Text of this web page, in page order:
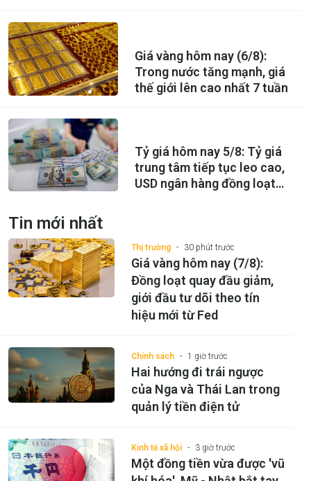
Giá vàng hôm nay (6/8):
Trong nước tăng mạnh, giá
thế giới lên cao nhất 7 tuần
Tỷ giá hôm nay 5/8: Tỷ giá
trung tâm tiếp tục leo cao,
USD ngân hàng đồng loạt
Tin mới nhất
Thị trường 30 phút trước
Giá vàng hôm nay (7/8):
Đồng loạt quay đầu giảm,
giới đầu tư dõi theo tín
hiệu mới từ Fed
Chính sách 1 giờ trước
Hai hướng đi trái ngược
của Nga và Thái Lan trong
quản lý tiền điện tử
Kinh tế xã hội 3 giờ trước
Một đồng tiền vừa được 'vũ